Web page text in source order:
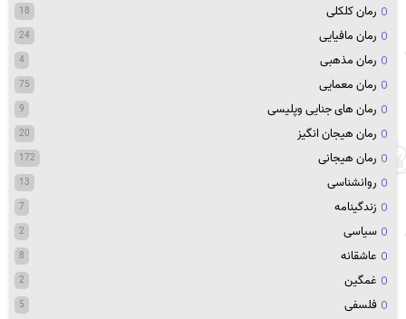
رمان کلکلی 18
رمان مافیایی 24
رمان مذهبی 4
رمان معمایی 75
رمان های جنایی وپلیسی 9
رمان هیجان انگیز 20
رمان هیجانی 172
روانشناسی 13
زندگینامه 7
سیاسی 2
عاشقانه 8
غمگین 2
فلسفی 5